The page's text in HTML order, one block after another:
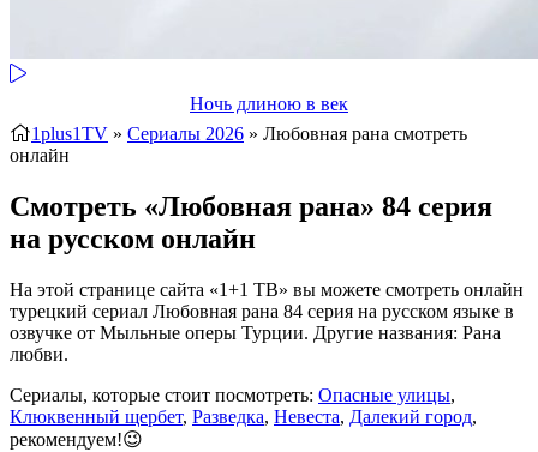
Ночь длиною в век
1plus1TV » Сериалы 2026 » Любовная рана смотреть
онлайн
Смотреть «Любовная рана» 84 серия
на русском онлайн
На этой странице сайта «1+1 ТВ» вы можете смотреть онлайн
турецкий сериал Любовная рана 84 серия на русском языке в
озвучке от Мыльные оперы Турции. Другие названия: Рана
любви.
Сериалы, которые стоит посмотреть: Опасные улицы,
Клюквенный щербет, Разведка, Невеста, Далекий город,
рекомендуем!😉